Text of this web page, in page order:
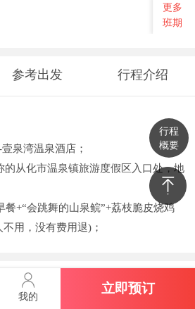
行程
概要
我的
立即预订
更多
班期
参考出发 行程介绍
泉湾温泉酒店；
的从化市温泉镇旅游度假区入口处，地
餐+“会跳舞的山泉鲩”+荔枝脆皮烧鸡
用，没有费用退)；
点